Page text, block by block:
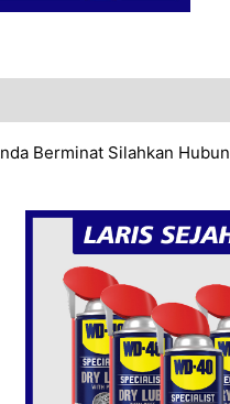
Berminat Silahkan